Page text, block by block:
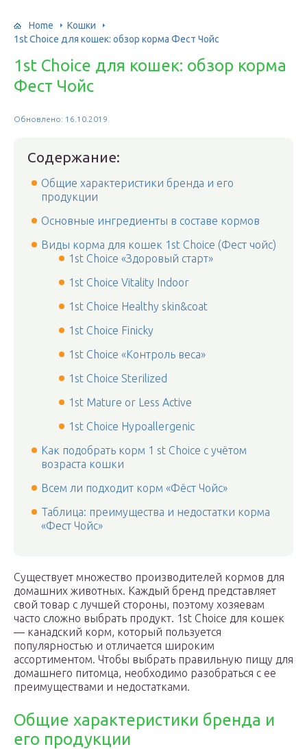
Home
Кошки
1st Choice для кошек: обзор корма Фест Чойс
1st Choice для кошек: обзор корма
Фест Чойс
Обновлено: 16.10.2019
Содержание:
Общие характеристики бренда и его
продукции
Основные ингредиенты в составе кормов
Виды корма для кошек 1st Choice (Фест чойс)
1st Choice «Здоровый старт»
1st Choice Vitality Indoor
1st Choice Healthy skin&coat
1st Choice Finicky
1st Choice «Контроль веса»
1st Choice Sterilized
1st Mature or Less Active
1st Choice Hypoallergenic
Как подобрать корм 1 st Choice с учётом
возраста кошки
Всем ли подходит корм «Фёст Чойс»
Таблица: преимущества и недостатки корма
«Фест Чойс»
Существует множество производителей кормов для
домашних животных. Каждый бренд представляет
свой товар с лучшей стороны, поэтому хозяевам
часто сложно выбрать продукт. 1st Choice для кошек
— канадский корм, который пользуется
популярностью и отличается широким
ассортиментом. Чтобы выбрать правильную пищу для
домашнего питомца, необходимо разобраться с ее
преимуществами и недостатками.
Общие характеристики бренда и
его продукции